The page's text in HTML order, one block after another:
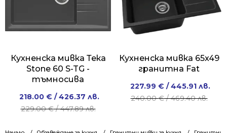
Кухненска мивка Тека
Stone 60 S-TG -
тъмносива
229.00€/ 447.89 лв.
Original
price
218.00 € / 426.37 лв.
Current
price
Кухненска мивка 65x49
гранитна Fat
240.00€/ 469.40 лв.
Original
price
227.99 € / 445.91 лв.
Current
price